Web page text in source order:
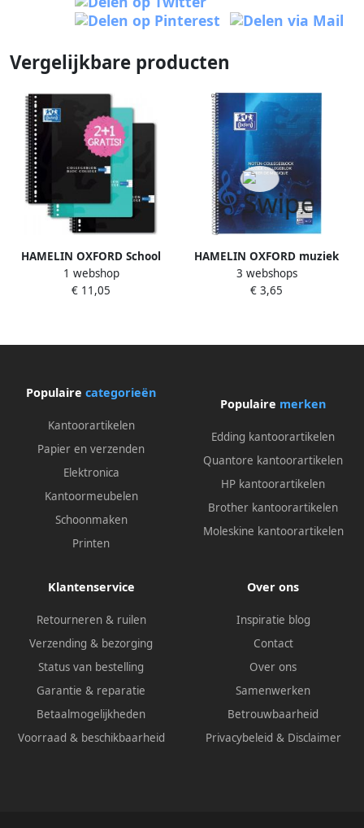
Vergelijkbare producten
HAMELIN OXFORD School
collegeblokken A4+ gelijnd
23 gaats 80 vel 90g soepele
1 webshop
€ 11,05
HAMELIN OXFORD muziek
collegeblok A4 4 gaats 50 vel
90g soepele kartonnen kaft
3 webshops
€ 3,65
Populaire categorieën
Kantoorartikelen
Papier en verzenden
Elektronica
Kantoormeubelen
Schoonmaken
Printen
Populaire merken
Edding kantoorartikelen
Quantore kantoorartikelen
HP kantoorartikelen
Brother kantoorartikelen
Moleskine kantoorartikelen
Klantenservice
Retourneren & ruilen
Verzending & bezorging
Status van bestelling
Garantie & reparatie
Betaalmogelijkheden
Voorraad & beschikbaarheid
Over ons
Inspiratie blog
Contact
Over ons
Samenwerken
Betrouwbaarheid
Privacybeleid & Disclaimer